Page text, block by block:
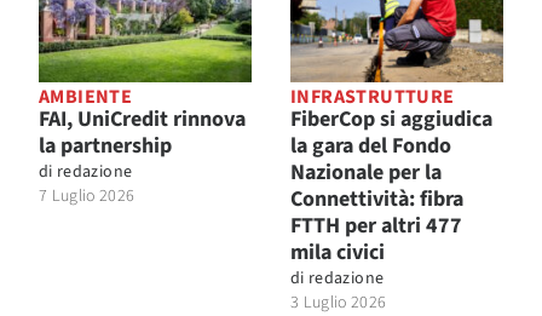
AMBIENTE
FAI, UniCredit rinnova
la partnership
di redazione
7 Luglio 2026
INFRASTRUTTURE
FiberCop si aggiudica
la gara del Fondo
Nazionale per la
Connettività: fibra
FTTH per altri 477
mila civici
di redazione
3 Luglio 2026